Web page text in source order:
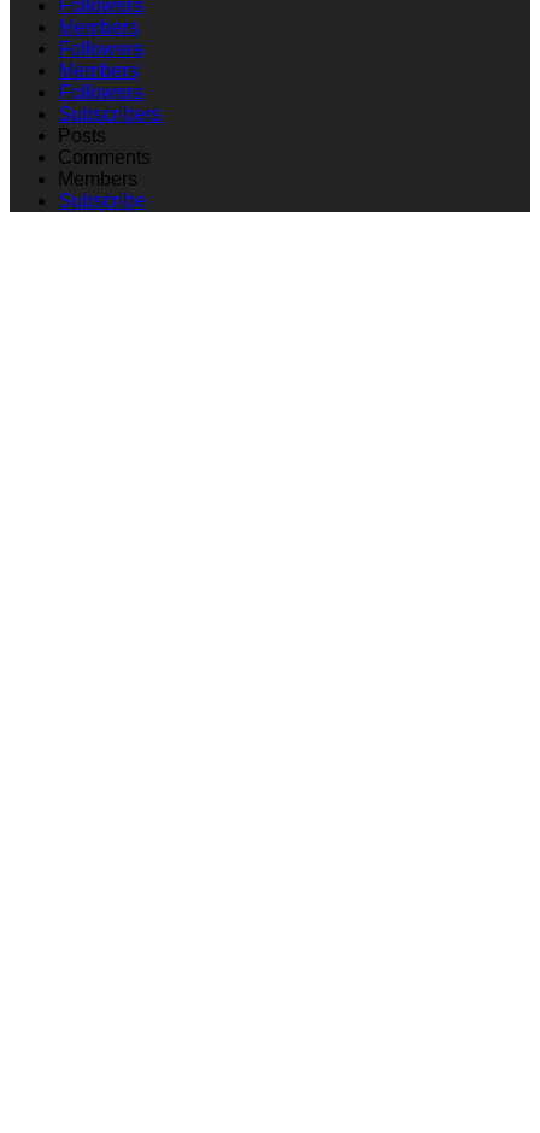
Followers
Members
Followers
Members
Followers
Subscribers
Posts
Comments
Members
Subscribe